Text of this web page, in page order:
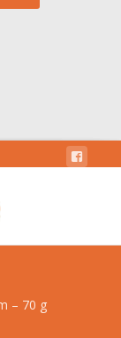
– 70 g